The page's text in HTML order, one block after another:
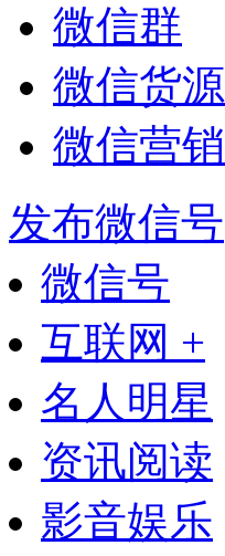
微信群
微信货源
微信营销
发布微信号
微信号
互联网 +
名人明星
资讯阅读
影音娱乐